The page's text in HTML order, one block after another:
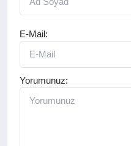
E-Mail:
Yorumunuz: